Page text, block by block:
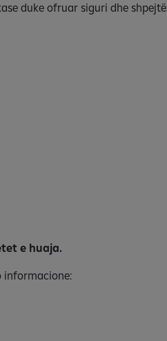
duke ofruar siguri dhe
e huaja.
informacione: